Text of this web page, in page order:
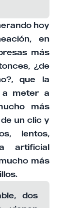
hoy
en
más
¿de
que la
a meter a
más
un clic y
lentos,
artificial
más
dos